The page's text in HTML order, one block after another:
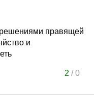
решениями правящей
и
2 /0